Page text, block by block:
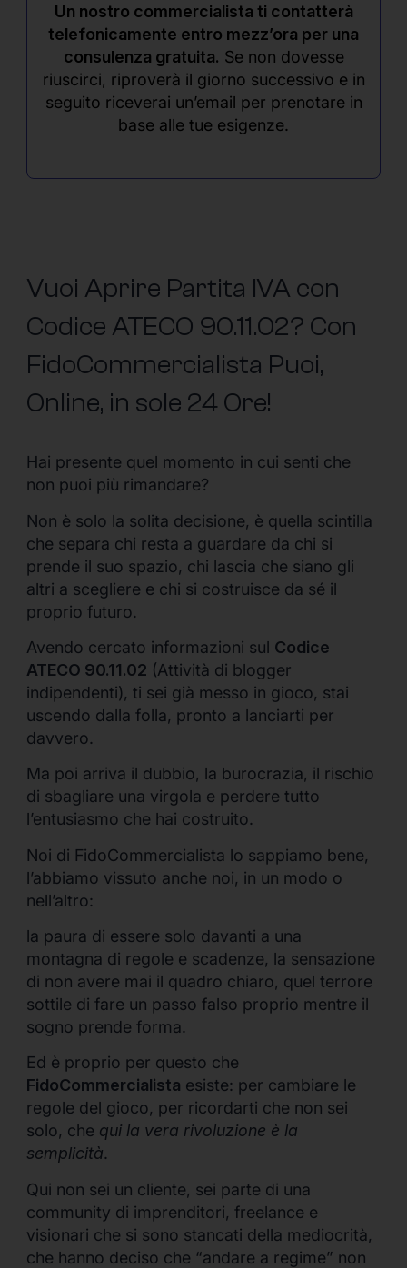
Un nostro commercialista ti contatterà
telefonicamente entro mezz’ora per una
consulenza gratuita. Se non dovesse
riuscirci, riproverà il giorno successivo e in
seguito riceverai un’email per prenotare in
base alle tue esigenze.
Vuoi Aprire Partita IVA con
Codice ATECO 90.11.02? Con
FidoCommercialista Puoi,
Online, in sole 24 Ore!
Hai presente quel momento in cui senti che
non puoi più rimandare?
Non è solo la solita decisione, è quella scintilla
che separa chi resta a guardare da chi si
prende il suo spazio, chi lascia che siano gli
altri a scegliere e chi si costruisce da sé il
proprio futuro.
Avendo cercato informazioni sul Codice
ATECO 90.11.02 (Attività di blogger
indipendenti), ti sei già messo in gioco, stai
uscendo dalla folla, pronto a lanciarti per
davvero.
Ma poi arriva il dubbio, la burocrazia, il rischio
di sbagliare una virgola e perdere tutto
l’entusiasmo che hai costruito.
Noi di FidoCommercialista lo sappiamo bene,
l’abbiamo vissuto anche noi, in un modo o
nell’altro:
la paura di essere solo davanti a una
montagna di regole e scadenze, la sensazione
di non avere mai il quadro chiaro, quel terrore
sottile di fare un passo falso proprio mentre il
sogno prende forma.
Ed è proprio per questo che
FidoCommercialista esiste: per cambiare le
regole del gioco, per ricordarti che non sei
solo, che qui la vera rivoluzione è la
semplicità.
Qui non sei un cliente, sei parte di una
community di imprenditori, freelance e
visionari che si sono stancati della mediocrità,
che hanno deciso che “andare a regime” non